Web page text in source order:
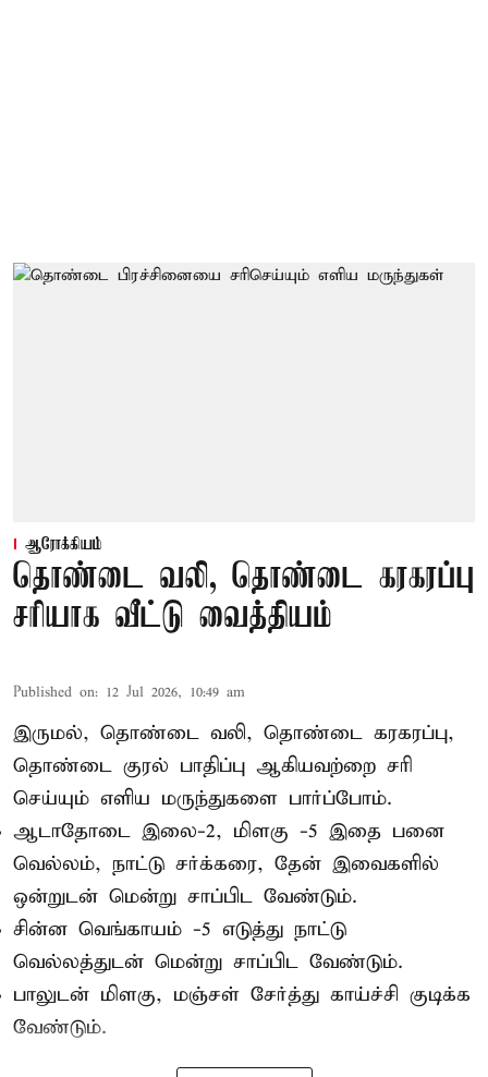
ஆரோக்கியம்
தொண்டை வலி, தொண்டை கரகரப்பு
சரியாக வீட்டு வைத்தியம்
Published on: 12 Jul 2026, 10:49 am
இருமல், தொண்டை வலி, தொண்டை கரகரப்பு,
தொண்டை குரல் பாதிப்பு ஆகியவற்றை சரி
செய்யும் எளிய மருந்துகளை பார்ப்போம்.
ஆடாதோடை இலை-2, மிளகு -5 இதை பனை
வெல்லம், நாட்டு சர்க்கரை, தேன் இவைகளில்
ஒன்றுடன் மென்று சாப்பிட வேண்டும்.
சின்ன வெங்காயம் -5 எடுத்து நாட்டு
வெல்லத்துடன் மென்று சாப்பிட வேண்டும்.
பாலுடன் மிளகு, மஞ்சள் சேர்த்து காய்ச்சி குடிக்க
வேண்டும்.